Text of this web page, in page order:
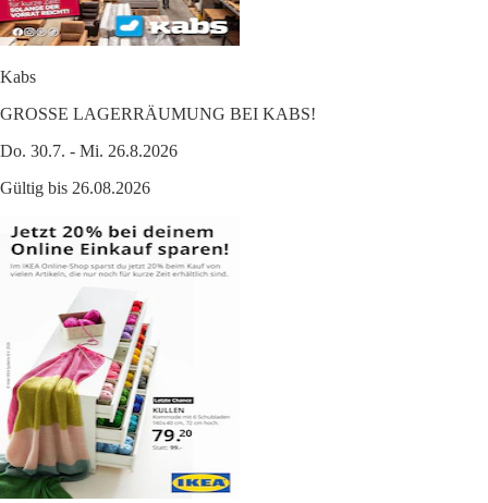
Kabs
GROSSE LAGERRÄUMUNG BEI KABS!
Do. 30.7. - Mi. 26.8.2026
Gültig bis 26.08.2026